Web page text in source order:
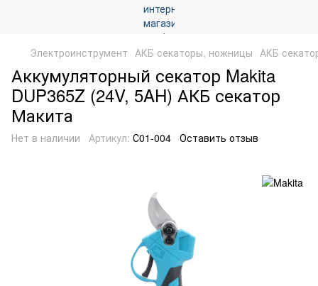
Электроинструмент АКБ секаторы, ножницы АКБ
Аккумуляторный секатор Makita
DUP365Z (24V, 5AH) АКБ секатор
Макита
Нет в наличии Артикул: С01-004 Оставить отзыв